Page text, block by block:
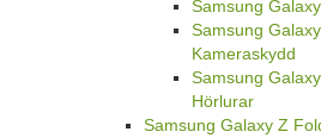
Samsung
Samsung
Kameraskydd
Samsung
Hörlurar
Samsung Galaxy Z